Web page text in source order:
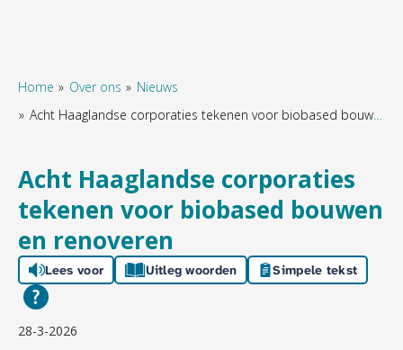
Home Over ons
Nieuws
Acht Haaglandse corporaties tekenen voor biobased bouwen en renoveren
Acht Haaglandse corporaties
tekenen voor biobased bouwen
en renoveren
Lees voor Uitleg woorden Simpele tekst
28-3-2026